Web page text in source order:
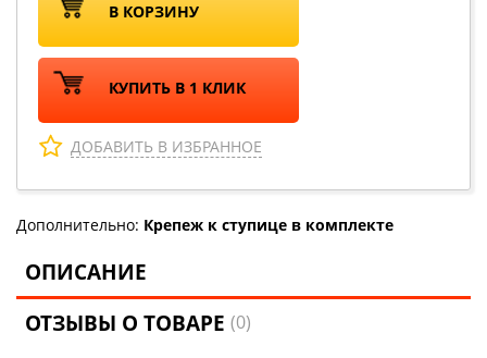
В КОРЗИНУ
КУПИТЬ В 1 КЛИК
ДОБАВИТЬ В ИЗБРАННОЕ
Дополнительно: Крепеж к ступице в комплекте
ОПИСАНИЕ
ОТЗЫВЫ О ТОВАРЕ(0)